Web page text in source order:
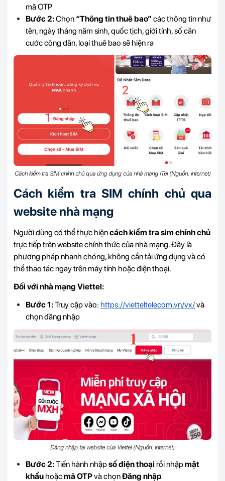
mã OTP
Bước 2:Chọn “Thông tin thuê bao” các thông tin như
tên, ngày tháng năm sinh, quốc tịch, giới tính, số căn
cước công dân, loại thuê bao sẽ hiện ra
Cách kiểm tra SIM chính chủ qua ứng dụng của nhà mạng iTel (Nguồn: Internet)
Cách kiểm tra SIM chính chủ qua
website nhà mạng
Người dùng có thể thực hiệncách kiểm tra sim chính chủ
trực tiếp trên website chính thức của nhà mạng. Đây là
phương pháp nhanh chóng, không cần tải ứng dụng và có
thể thao tác ngay trên máy tính hoặc điện thoại.
Đối với nhà mạng Viettel:
Bước 1:Truy cập vào: https://vietteltelecom.vn/vx/và
chọn đăng nhập
Đăng nhập tại website của Viettel (Nguồn: Internet)
Bước 2:Tiến hành nhậpsố điện thoại rồi nhậpmật
khẩu hoặcmã OTPvà chọnĐăng nhập